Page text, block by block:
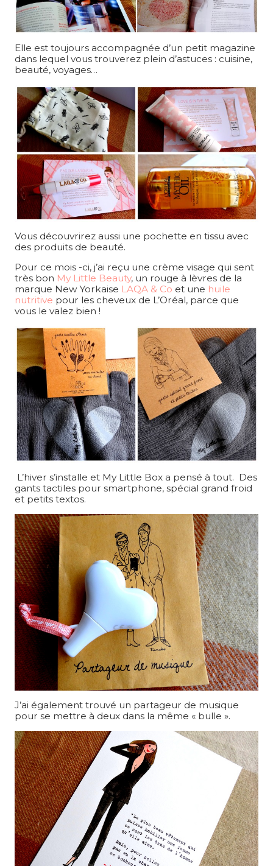
Elle est toujours accompagnée d’un petit magazine
dans lequel vous trouverez plein d’astuces : cuisine,
beauté, voyages…
Vous découvrirez aussi une pochette en tissu avec
des produits de beauté.
Pour ce mois -ci, j’ai reçu une crème visage qui sent
très bon My Little Beauty, un rouge à lèvres de la
marque New Yorkaise LAQA & Co et une huile
nutritive pour les cheveux de L’Oréal, parce que
vous le valez bien !
L’hiver s’installe et My Little Box a pensé à tout. Des
gants tactiles pour smartphone, spécial grand froid
et petits textos.
J’ai également trouvé un partageur de musique
pour se mettre à deux dans la même « bulle ».